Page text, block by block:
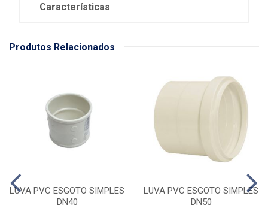
Características
Produtos Relacionados
LUVA PVC ESGOTO SIMPLES
DN40
LUVA PVC ESGOTO SIMPLES
DN50